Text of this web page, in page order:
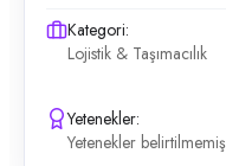
Kategori:
Lojistik & Taşımacılık
Yetenekler:
Yetenekler belirtilmemiş